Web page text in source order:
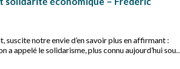
notre envie d’en savoir plus en affirmant :
a appelé le solidarisme, plus connu aujourd’hui sous